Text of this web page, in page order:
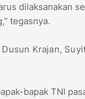
dilaksanakan
tegasnya.
Krajan,
bapak TNI